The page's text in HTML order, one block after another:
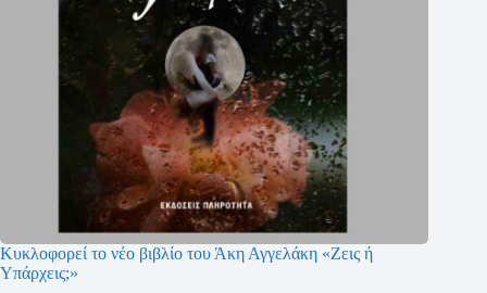
Κυκλοφορεί το νέο βιβλίο του Άκη Αγγελάκη «Ζεις ή
Υπάρχεις;»